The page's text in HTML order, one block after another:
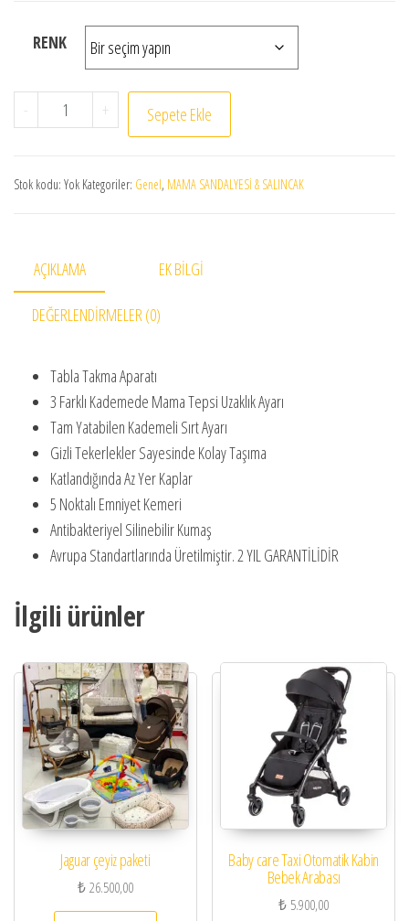
RENK
- Bc 511 Yeni Nesil Mama Sandalyesi adet
+ Sepete Ekle
Stok kodu: Yok Kategoriler: Genel, MAMA SANDALYESİ & SALINCAK
AÇIKLAMA EK BILGI
DEĞERLENDIRMELER (0)
Tabla Takma Aparatı
3 Farklı Kademede Mama Tepsi Uzaklık Ayarı
Tam Yatabilen Kademeli Sırt Ayarı
Gizli Tekerlekler Sayesinde Kolay Taşıma
Katlandığında Az Yer Kaplar
5 Noktalı Emniyet Kemeri
Antibakteriyel Silinebilir Kumaş
Avrupa Standartlarında Üretilmiştir. 2 YIL GARANTİLİDİR
İlgili ürünler
Jaguar çeyiz paketi
₺26.500,00
Baby care Taxi Otomatik Kabin
Bebek Arabası
₺ 5.900,00